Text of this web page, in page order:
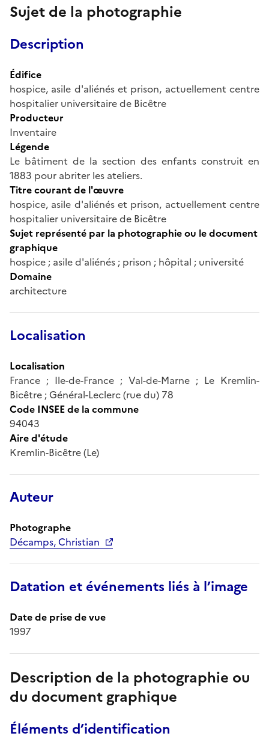
Sujet de la photographie
Description
Édifice
hospice, asile d'aliénés et prison, actuellement centre
hospitalier universitaire de Bicêtre
Producteur
Inventaire
Légende
Le bâtiment de la section des enfants construit en
1883 pour abriter les ateliers.
Titre courant de l'œuvre
hospice, asile d'aliénés et prison, actuellement centre
hospitalier universitaire de Bicêtre
Sujet représenté par la photographie ou le document
graphique
hospice ; asile d'aliénés ; prison ; hôpital ; université
Domaine
architecture
Localisation
Localisation
France ; Ile-de-France ; Val-de-Marne ; Le Kremlin-
Bicêtre ; Général-Leclerc (rue du) 78
Code INSEE de la commune
94043
Aire d'étude
Kremlin-Bicêtre (Le)
Auteur
Photographe
Décamps, Christian
Datation et événements liés à l’image
Date de prise de vue
1997
Description de la photographie ou
du document graphique
Éléments d’identification